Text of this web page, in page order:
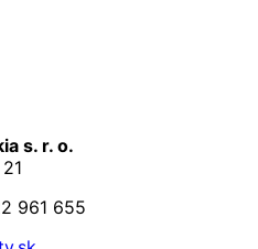
s. r. o.
961 655